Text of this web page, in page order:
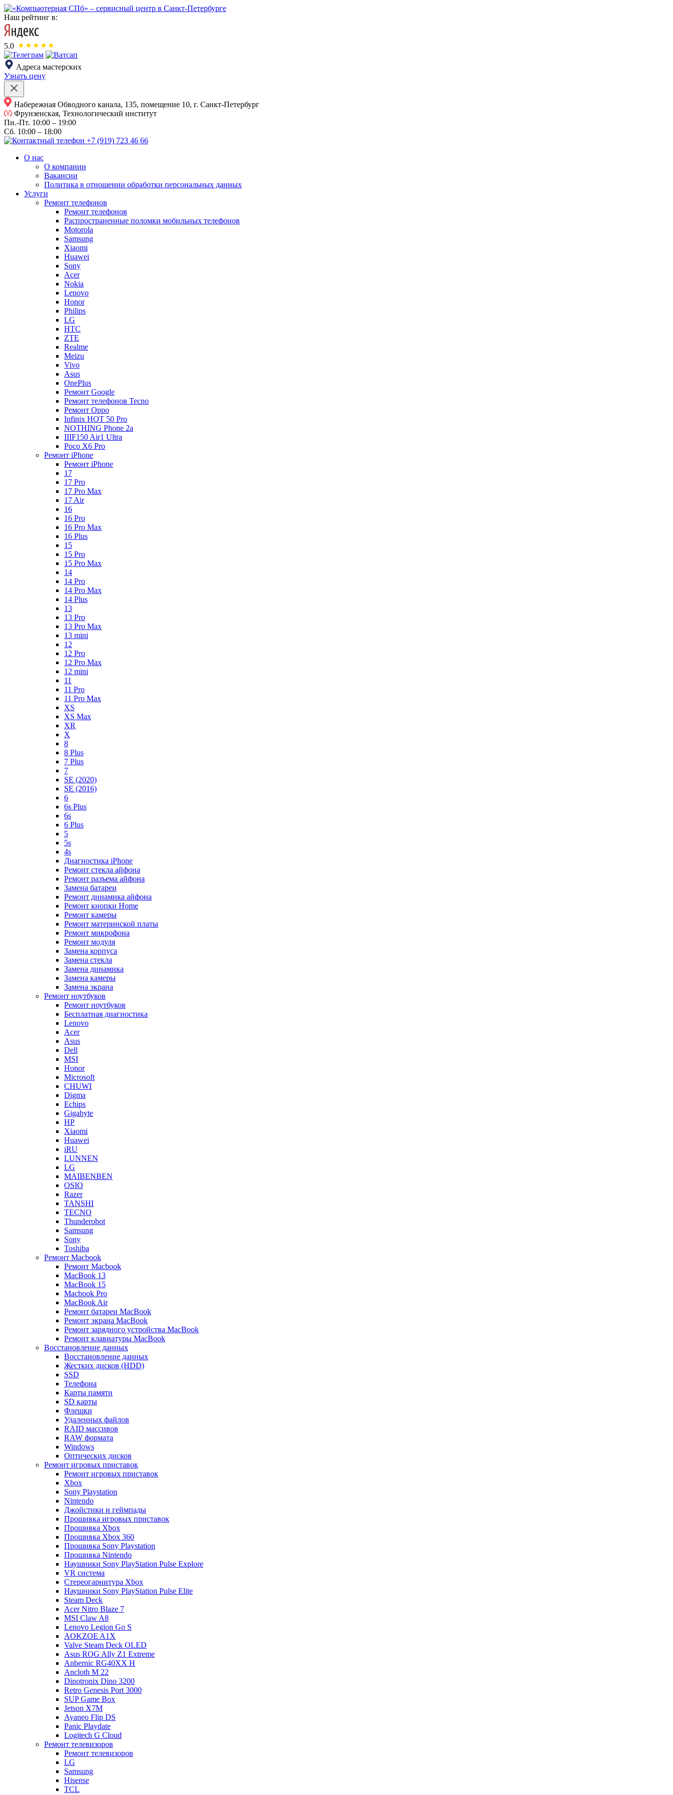
Наш рейтинг в:
5.0
Адреса мастерских
Узнать цену
Набережная Обводного канала, 135, помещение 10, г. Санкт-Петербург
Фрунзенская, Технологический институт
Пн.-Пт. 10:00 – 19:00
Сб. 10:00 – 18:00
+7 (919) 723 46 66
О нас
О компании
Вакансии
Политика в отношении обработки персональных данных
Услуги
Ремонт телефонов
Ремонт телефонов
Распространенные поломки мобильных телефонов
Motorola
Samsung
Xiaomi
Huawei
Sony
Acer
Nokia
Lenovo
Honor
Philips
LG
HTC
ZTE
Realme
Meizu
Vivo
Asus
OnePlus
Ремонт Google
Ремонт телефонов Tecno
Ремонт Oppo
Infinix HOT 50 Pro
NOTHING Phone 2a
IIIF150 Air1 Ultra
Poco X6 Pro
Ремонт iPhone
Ремонт iPhone
17
17 Pro
17 Pro Max
17 Air
16
16 Pro
16 Pro Max
16 Plus
15
15 Pro
15 Pro Max
14
14 Pro
14 Pro Max
14 Plus
13
13 Pro
13 Pro Max
13 mini
12
12 Pro
12 Pro Max
12 mini
11
11 Pro
11 Pro Max
XS
XS Max
XR
X
8
8 Plus
7 Plus
7
SE (2020)
SE (2016)
6
6s Plus
6s
6 Plus
5
5s
4s
Диагностика iPhone
Ремонт стекла айфона
Ремонт разъема айфона
Замена батареи
Ремонт динамика айфона
Ремонт кнопки Home
Ремонт камеры
Ремонт материнской платы
Ремонт микрофона
Ремонт модуля
Замена корпуса
Замена стекла
Замена динамика
Замена камеры
Замена экрана
Ремонт ноутбуков
Ремонт ноутбуков
Бесплатная диагностика
Lenovo
Acer
Asus
Dell
MSI
Honor
Microsoft
CHUWI
Digma
Echips
Gigabyte
HP
Xiaomi
Huawei
iRU
LUNNEN
LG
MAIBENBEN
OSIO
Razer
TANSHI
TECNO
Thunderobot
Samsung
Sony
Toshiba
Ремонт Macbook
Ремонт Macbook
MacBook 13
MacBook 15
Macbook Pro
MacBook Air
Ремонт батареи MacBook
Ремонт экрана MacBook
Ремонт зарядного устройства MacBook
Ремонт клавиатуры MacBook
Восстановление данных
Восстановление данных
Жестких дисков (HDD)
SSD
Телефона
Карты памяти
SD карты
Флешки
Удаленных файлов
RAID массивов
RAW формата
Windows
Оптических дисков
Ремонт игровых приставок
Ремонт игровых приставок
Xbox
Sony Playstation
Nintendo
Джойстики и геймпады
Прошивка игровых приставок
Прошивка Xbox
Прошивка Xbox 360
Прошивка Sony Playstation
Прошивка Nintendo
Наушники Sony PlayStation Pulse Explore
VR система
Стереогарнитура Xbox
Наушники Sony PlayStation Pulse Elite
Steam Deck
Acer Nitro Blaze 7
MSI Claw A8
Lenovo Legion Go S
AOKZOE A1X
Valve Steam Deck OLED
Asus ROG Ally Z1 Extreme
Anbernic RG40XX H
Ancloth М 22
Dinotronix Dino 3200
Retro Genesis Port 3000
SUP Game Box
Jetson X7M
Ayaneo Flip DS
Panic Playdate
Logitech G Cloud
Ремонт телевизоров
Ремонт телевизоров
LG
Samsung
Hisense
TCL